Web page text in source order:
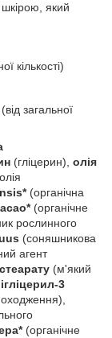
який
кількості)
загальної
(гліцерин), олія
(органічна
(органічне
рослинного
(соняшникова
агент
(м'який
3
(органічне